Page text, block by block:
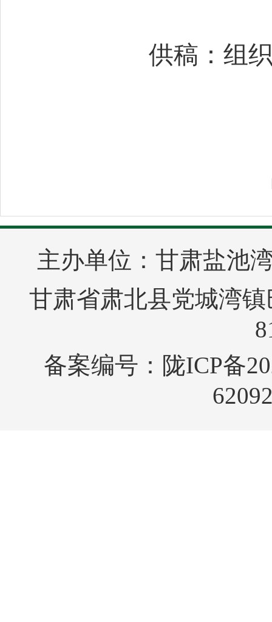
供稿：组
主办单位：甘肃盐池
甘肃省肃北县党城湾
备案编号： 陇ICP备